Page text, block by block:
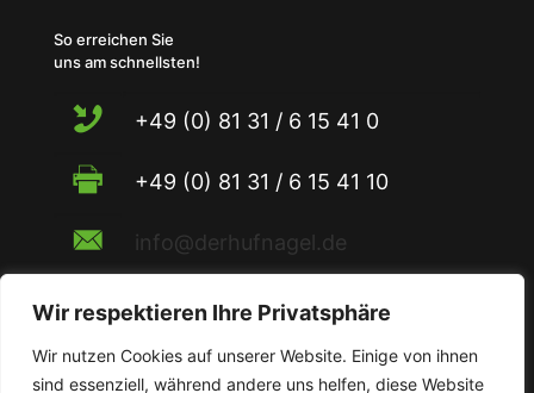
Wir respektieren Ihre Privatsphäre
Wir nutzen Cookies auf unserer Website. Einige von ihnen
sind essenziell, während andere uns helfen, diese Website
So erreichen Sie
uns am schnellsten!
+49 (0) 81 31 / 6 15 41 0
+49 (0) 81 31 / 6 15 41 10
info@derhufnagel.de